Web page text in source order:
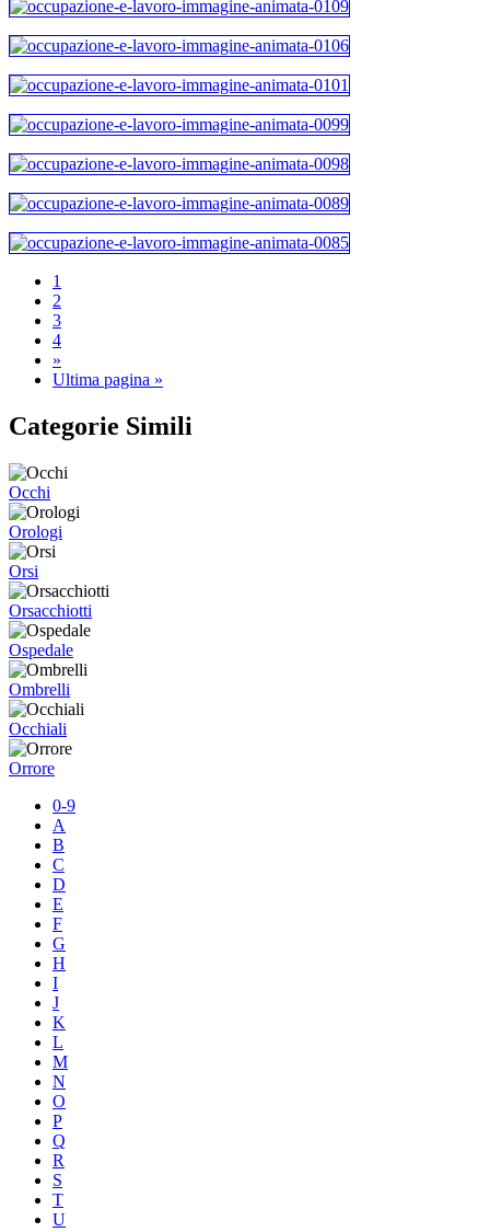
1
2
3
4
»
Ultima pagina »
Categorie Simili
Occhi
Orologi
Orsi
Orsacchiotti
Ospedale
Ombrelli
Occhiali
Orrore
0-9
A
B
C
D
E
F
G
H
I
J
K
L
M
N
O
P
Q
R
S
T
U